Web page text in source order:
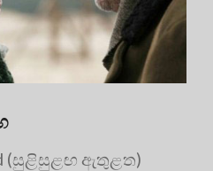
(සුළිසුළඟ ඇතුළත)